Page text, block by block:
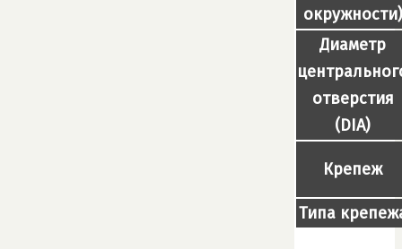
окружности)
Диаметр
отверстия
(DIA)
Крепеж
Типа